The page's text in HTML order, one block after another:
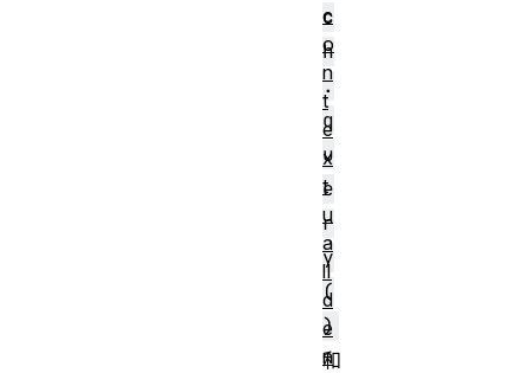
c
h
.
q
u
e
r
y
(
)
和
c
o
n
t
e
x
t
u
a
lI
d
e
n